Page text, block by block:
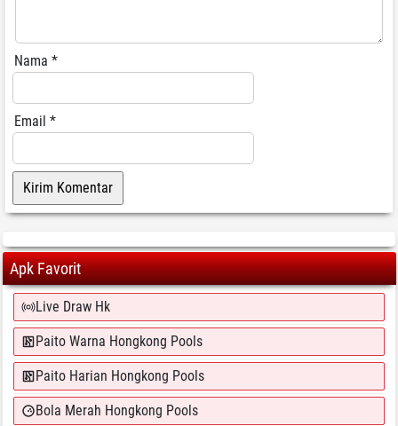
Nama *
Email *
Apk Favorit
Live Draw Hk
Paito Warna Hongkong Pools
Paito Harian Hongkong Pools
Bola Merah Hongkong Pools